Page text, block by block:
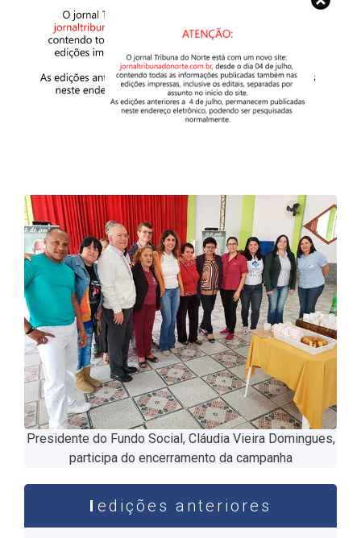
Presidente do Fundo Social, Cláudia Vieira Domingues,
participa do encerramento da campanha
edições anteriores